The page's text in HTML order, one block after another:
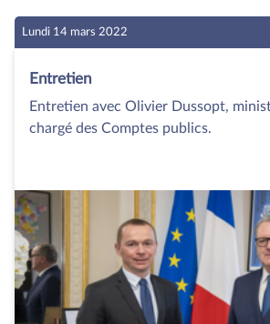
Lundi 14 mars 2022
Entretien
Entretien avec Olivier Dussopt,
chargé des Comptes publics.